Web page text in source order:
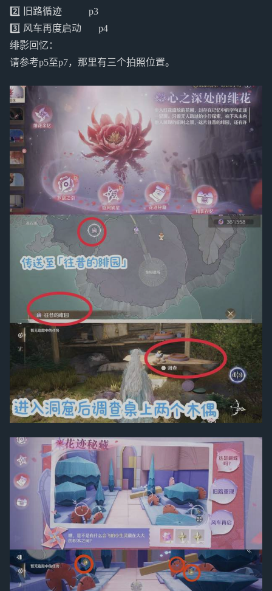
2️⃣ 旧路循迹 p3
3️⃣ 风车再度启动 p4
绯影回忆：
请参考p5至p7，那里有三个拍照位置。